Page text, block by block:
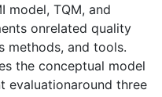
model, TQM, and
onrelated quality
methods, and tools.
the conceptual model
evaluationaround three